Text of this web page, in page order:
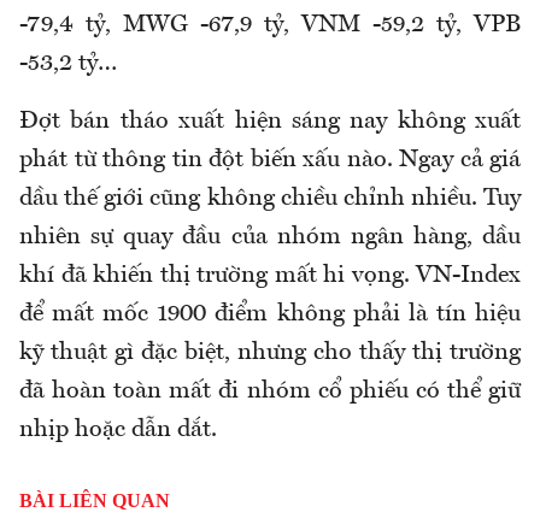
-79,4 tỷ, MWG -67,9 tỷ, VNM -59,2 tỷ, VPB
-53,2 tỷ…
Đợt bán tháo xuất hiện sáng nay không xuất
phát từ thông tin đột biến xấu nào. Ngay cả giá
dầu thế giới cũng không chiều chỉnh nhiều. Tuy
nhiên sự quay đầu của nhóm ngân hàng, dầu
khí đã khiến thị trường mất hi vọng. VN-Index
để mất mốc 1900 điểm không phải là tín hiệu
kỹ thuật gì đặc biệt, nhưng cho thấy thị trường
đã hoàn toàn mất đi nhóm cổ phiếu có thể giữ
nhịp hoặc dẫn dắt.
BÀI LIÊN QUAN